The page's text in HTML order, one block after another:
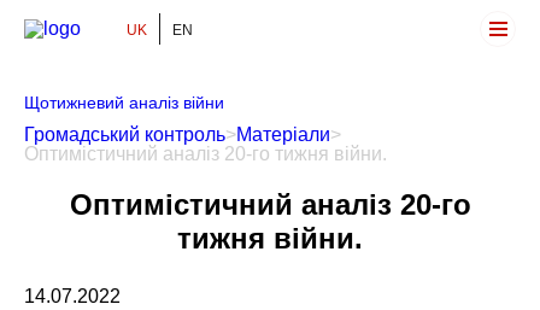
Громадський Контроль
UK EN
Щотижневий аналіз війни
Громадський контроль>Матеріали>
Оптимістичний аналіз 20-го тижня війни.
Оптимістичний аналіз 20-го
тижня війни.
14.07.2022